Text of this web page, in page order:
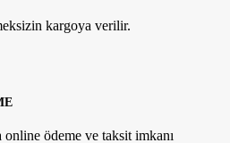
kargoya verilir.
online ödeme ve taksit imkanı